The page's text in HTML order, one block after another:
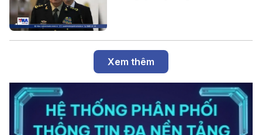
Xem thêm